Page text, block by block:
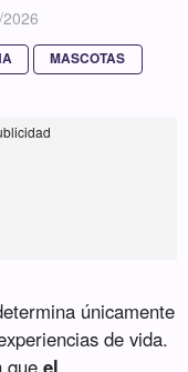
MASCOTAS
únicamente
de vida.
queel